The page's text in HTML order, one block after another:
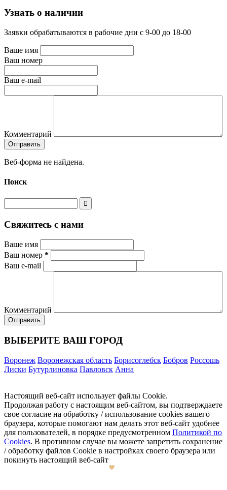
Узнать о наличии
Заявки обрабатываются в рабочие дни с 9-00 до 18-00
Ваше имя
Ваш номер
Ваш e-mail
Комментарий
Веб-форма не найдена.
Поиск
Свяжитесь с нами
Ваше имя
Ваш номер *
Ваш e-mail
Комментарий
ВЫБЕРИТЕ ВАШ ГОРОД
Воронеж Воронежская область Борисоглебск Бобров Россошь
Лиски Бутурлиновка Павловск Анна
Настоящий веб-сайт использует файлы Cookie.
Продолжая работу с настоящим веб-сайтом, вы подтверждаете
свое согласие на обработку / использование cookies вашего
браузера, которые помогают нам делать этот веб-сайт удобнее
для пользователей, в порядке предусмотренном Политикой по
Cookies. В противном случае вы можете запретить сохранение
/ обработку файлов Cookie в настройках своего браузера или
покинуть настоящий веб-сайт